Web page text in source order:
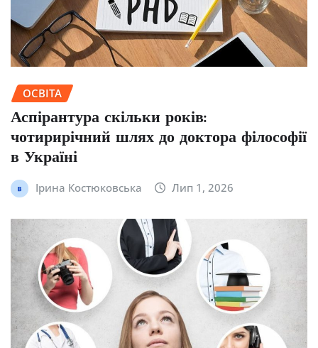
ОСВІТА
Аспірантура скільки років:
чотирирічний шлях до доктора філософії
в Україні
Ірина Костюковська Лип 1, 2026